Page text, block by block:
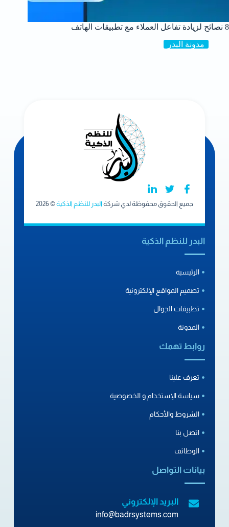
8 نصائح لزيادة تفاعل العملاء مع تطبيقات الهاتف
مدونة البدر
جميع الحقوق محفوظة لدي شركة البدر للنظم الذكية© 2026
البدر للنظم الذكية
الرئيسية
تصميم المواقع الإلكترونية
تطبيقات الجوال
المدونة
روابط تهمك
تعرف علينا
سياسة الإستخدام و الخصوصية
الشروط والأحكام
اتصل بنا
الوظائف
بيانات التواصل
البريد الإلكتروني
info@badrsystems.com